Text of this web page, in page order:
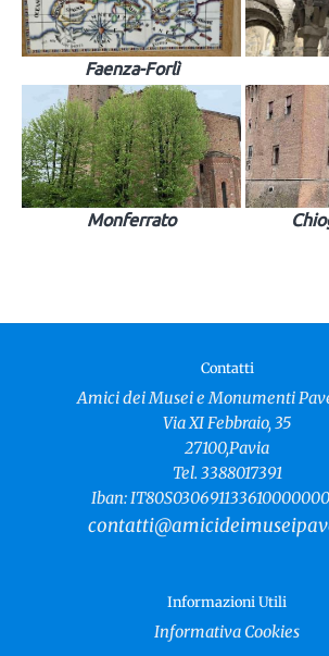
Faenza-Forlì
Monferrato
Contatti
Amici dei Musei e Monumenti
Via XI Febbraio, 35
27100,Pavia
Tel. 3388017391
Iban:
Informazioni Utili
Informativa Cookies